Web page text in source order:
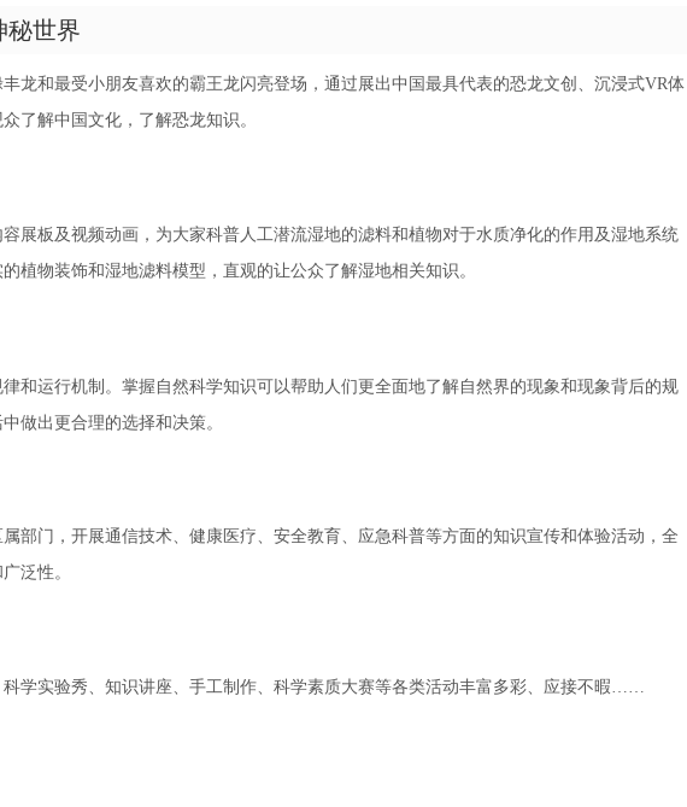
秘世界
龙和最受小朋友喜欢的霸王龙闪亮登场，通过展出中国最具代表的恐龙文创、沉浸式VR体
了解中国文化，了解恐龙知识。
展板及视频动画，为大家科普人工潜流湿地的滤料和植物对于水质净化的作用及湿地系统
植物装饰和湿地滤料模型，直观的让公众了解湿地相关知识。
和运行机制。掌握自然科学知识可以帮助人们更全面地了解自然界的现象和现象背后的规
做出更合理的选择和决策。
部门，开展通信技术、健康医疗、安全教育、应急科普等方面的知识宣传和体验活动，全
泛性。
学实验秀、知识讲座、手工制作、科学素质大赛等各类活动丰富多彩、应接不暇……